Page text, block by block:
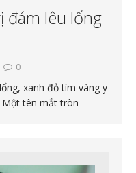
đám lêu lổng
0
xanh đỏ tím vàng y
tên mắt tròn